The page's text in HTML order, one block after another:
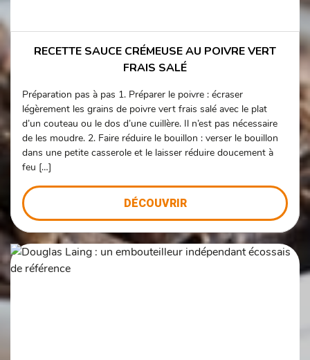
RECETTE SAUCE CRÉMEUSE AU POIVRE VERT
FRAIS SALÉ
Préparation pas à pas 1. Préparer le poivre : écraser
légèrement les grains de poivre vert frais salé avec le plat
d’un couteau ou le dos d’une cuillère. Il n’est pas nécessaire
de les moudre. 2. Faire réduire le bouillon : verser le bouillon
dans une petite casserole et le laisser réduire doucement à
feu […]
DÉCOUVRIR